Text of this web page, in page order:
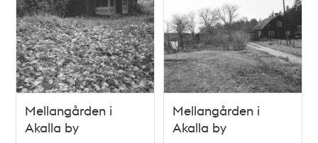
Mellangården i
Akalla by
Mellangården i
Akalla by